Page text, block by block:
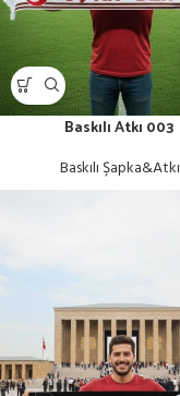
Baskılı Atkı 003
Baskılı Şapka&Atkı